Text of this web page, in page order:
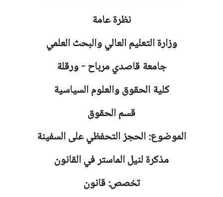
نظرة عامة
وزارة التعليم العالي والبحث العلمي
جامعةقاصدي مرباح - ورقلة
كلية الحقوق والعلوم السياسية
قسم الحقوق
الموضوع: الحجز التحفظي على السفينة
مذكرة لنيل الماستر في القانون
تخصص: قانون